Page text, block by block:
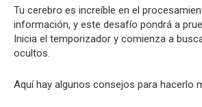
Tu cerebro es increíble en el
información, y este desafío pondrá a
Inicia el temporizador y comienza a
ocultos.
Aquí hay algunos consejos para hacerlo